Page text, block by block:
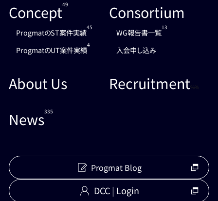
Concept49
ProgmatのST案件実績
45
ProgmatのUT案件実績
4
About Us
News335
Consortium
WG報告書一覧
13
入会申し込み
Recruitment
Progmat Blog
DCC | Login